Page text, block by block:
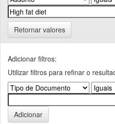
Retornar valores
Adicionar filtros:
Utilizar filtros para refinar o